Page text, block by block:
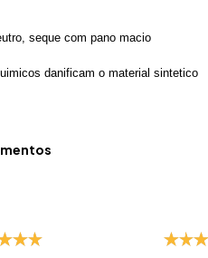
seque com pano macio
danificam o material sintetico